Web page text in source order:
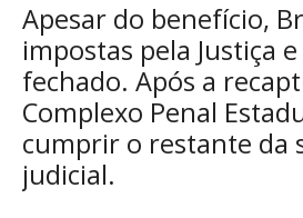
Apesar do benefício,
impostas pela Justiça
fechado. Após a
Complexo Penal
cumprir o restante da
judicial.